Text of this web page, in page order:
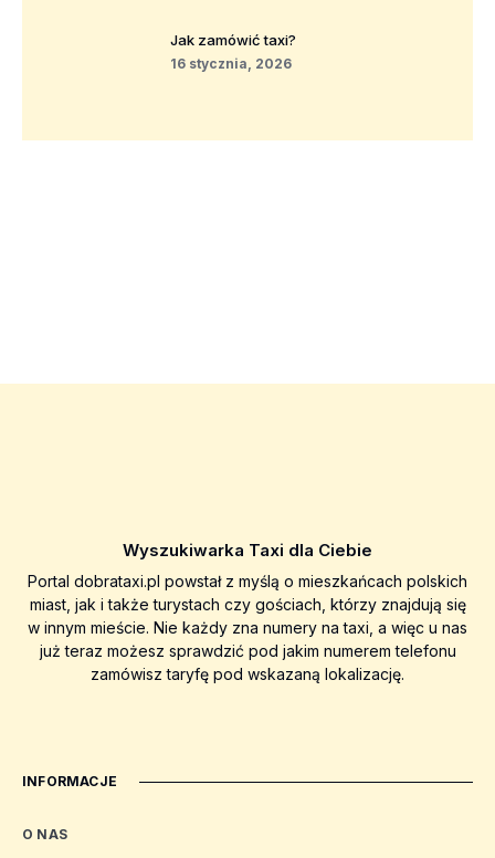
Jak zamówić taxi?
16 stycznia, 2026
Wyszukiwarka Taxi dla Ciebie
Portal dobrataxi.pl powstał z myślą o mieszkańcach polskich
miast, jak i także turystach czy gościach, którzy znajdują się
w innym mieście. Nie każdy zna numery na taxi, a więc u nas
już teraz możesz sprawdzić pod jakim numerem telefonu
zamówisz taryfę pod wskazaną lokalizację.
INFORMACJE
O NAS